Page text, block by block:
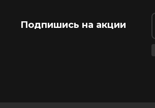
Подпишись на акции